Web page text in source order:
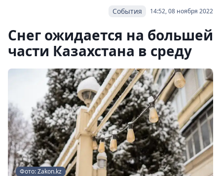
14:52, 08 ноября 2022
События
Снег ожидается на большей
части Казахстана в среду
Фото: Zakon.kz